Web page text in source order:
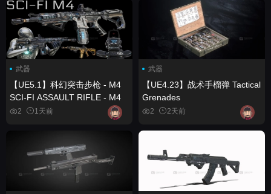
武器
【UE5.1】科幻突击步枪 - M4
SCI-FI ASSAULT RIFLE - M4
2 1天前
武器
【UE4.23】战术手榴弹 Tactical
Grenades
2 2天前